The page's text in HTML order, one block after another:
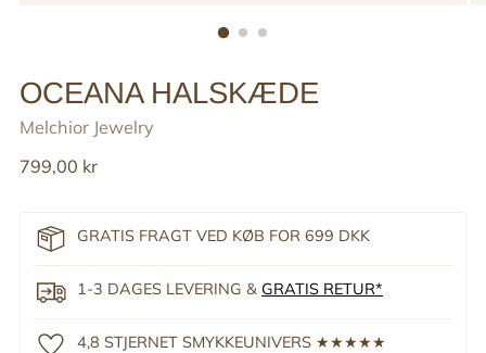
OCEANA HALSKÆDE
Melchior Jewelry
Reguler
799,00 kr
GRATIS FRAGT VED KØB FOR 699 DKK
1-3 DAGES LEVERING & GRATIS RETUR*
4,8 STJERNET SMYKKEUNIVERS ★★★★★